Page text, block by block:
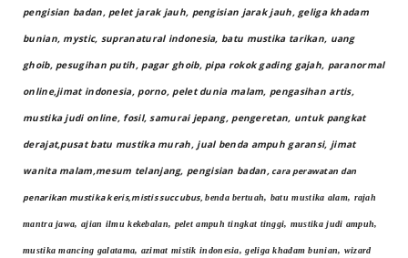
pengisian badan, pelet jarak jauh, pengisian jarak jauh, geliga khadam
bunian, mystic, supranatural indonesia, batu mustika tarikan, uang
ghoib, pesugihan putih, pagar ghoib, pipa rokok gading gajah, paranormal
online,jimat indonesia, porno, pelet dunia malam, pengasihan artis,
mustika judi online, fosil, samurai jepang, pengeretan, untuk pangkat
derajat,pusat batu mustika murah, jual benda ampuh garansi, jimat
wanita malam,mesum telanjang, pengisian badan,cara perawatan dan
penarikan mustika keris,mistis succubus, benda bertuah, batu mustika alam, rajah
mantra jawa, ajian ilmu kekebalan, pelet ampuh tingkat tinggi, mustika judi ampuh,
mustika mancing galatama, azimat mistik indonesia, geliga khadam bunian, wizard